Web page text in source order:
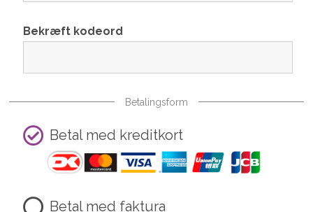
Bekræft kodeord
Betalingsform
Betal med kreditkort
Betal med faktura